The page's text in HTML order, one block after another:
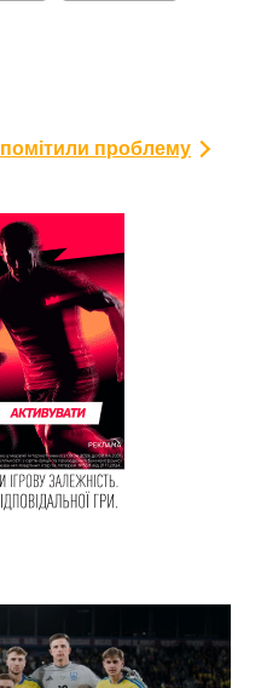
проблему